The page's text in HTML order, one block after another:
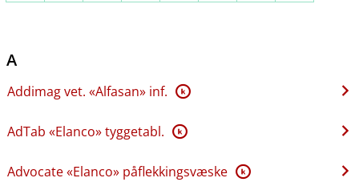
A
Addimag vet. «Alfasan» inf. K
AdTab «Elanco» tyggetabl. K
Advocate «Elanco» påflekkingsvæske K